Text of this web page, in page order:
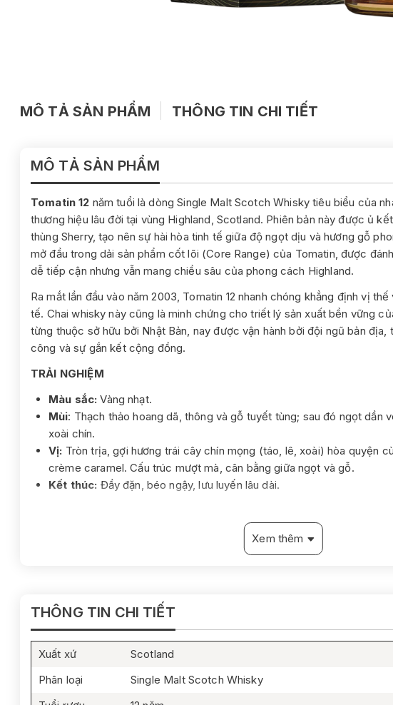
MÔ TẢ SẢN PHẨM THÔNG TIN CHI TIẾT
MÔ TẢ SẢN PHẨM
Tomatin 12 năm tuổi là dòng Single Malt Scotch Whisky tiêu biểu của
thương hiệu lâu đời tại vùng Highland, Scotland. Phiên bản này được ủ
thùng Sherry, tạo nên sự hài hòa tinh tế giữa độ ngọt dịu và hương gỗ
mở đầu trong dải sản phẩm cốt lõi (Core Range) của Tomatin, được
dễ tiếp cận nhưng vẫn mang chiều sâu của phong cách Highland.
Ra mắt lần đầu vào năm 2003, Tomatin 12 nhanh chóng khẳng định vị
tế. Chai whisky này cũng là minh chứng cho triết lý sản xuất bền vững
từng thuộc sở hữu bởi Nhật Bản, nay được vận hành bởi đội ngũ bản
công và sự gắn kết cộng đồng.
TRẢI NGHIỆM
Màu sắc: Vàng nhạt.
Mùi: Thạch thảo hoang dã, thông và gỗ tuyết tùng; sau đó ngọt dần
xoài chín.
Vị: Tròn trịa, gợi hương trái cây chín mọng (táo, lê, xoài) hòa quyện
crème caramel. Cấu trúc mượt mà, cân bằng giữa ngọt và gỗ.
Kết thúc: Đầy đặn, béo ngậy, lưu luyến lâu dài.
Xem thêm
THÔNG TIN CHI TIẾT
Xuất xứ
Scotland
Phân loại
Single Malt Scotch Whisky